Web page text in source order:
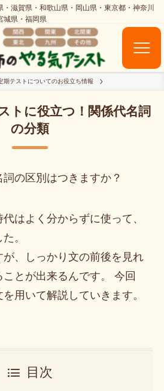
期テストについてのお役立ち情報
トに役立つ！関係代名詞
の分類
の区別はつきますか？
はよく分からずに使って、
。
が、しっかり文の前後を見れ
とが出来るんです。 今回
用いて解説していきます。
目次